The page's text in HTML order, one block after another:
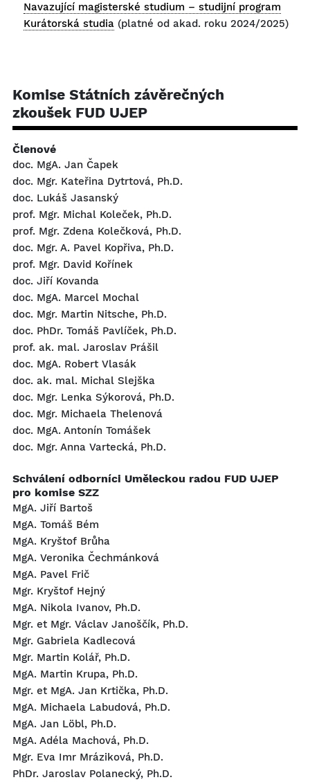
Navazující magisterské studium – studijní program
Kurátorská studia (platné od akad. roku 2024/2025)
Komise Státních závěrečných
zkoušek FUD UJEP
Členové
doc. MgA. Jan Čapek
doc. Mgr. Kateřina Dytrtová, Ph.D.
doc. Lukáš Jasanský
prof. Mgr. Michal Koleček, Ph.D.
prof. Mgr. Zdena Kolečková, Ph.D.
doc. Mgr. A. Pavel Kopřiva, Ph.D.
prof. Mgr. David Kořínek
doc. Jiří Kovanda
doc. MgA. Marcel Mochal
doc. Mgr. Martin Nitsche, Ph.D.
doc. PhDr. Tomáš Pavlíček, Ph.D.
prof. ak. mal. Jaroslav Prášil
doc. MgA. Robert Vlasák
doc. ak. mal. Michal Slejška
doc. Mgr. Lenka Sýkorová, Ph.D.
doc. Mgr. Michaela Thelenová
doc. MgA. Antonín Tomášek
doc. Mgr. Anna Vartecká, Ph.D.
Schválení odborníci Uměleckou radou FUD UJEP
pro komise SZZ
MgA. Jiří Bartoš
MgA. Tomáš Bém
MgA. Kryštof Brůha
MgA. Veronika Čechmánková
MgA. Pavel Frič
Mgr. Kryštof Hejný
MgA. Nikola Ivanov, Ph.D.
Mgr. et Mgr. Václav Janoščík, Ph.D.
Mgr. Gabriela Kadlecová
Mgr. Martin Kolář, Ph.D.
MgA. Martin Krupa, Ph.D.
Mgr. et MgA. Jan Krtička, Ph.D.
MgA. Michaela Labudová, Ph.D.
MgA. Jan Löbl, Ph.D.
MgA. Adéla Machová, Ph.D.
Mgr. Eva Imr Mráziková, Ph.D.
PhDr. Jaroslav Polanecký, Ph.D.